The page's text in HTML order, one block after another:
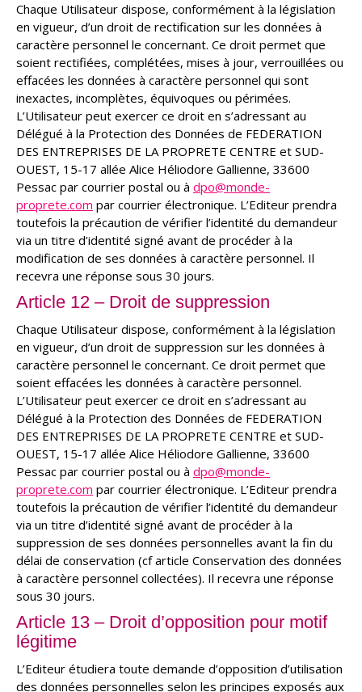
Chaque Utilisateur dispose, conformément à la législation
en vigueur, d’un droit de rectification sur les données à
caractère personnel le concernant. Ce droit permet que
soient rectifiées, complétées, mises à jour, verrouillées ou
effacées les données à caractère personnel qui sont
inexactes, incomplètes, équivoques ou périmées.
L’Utilisateur peut exercer ce droit en s’adressant au
Délégué à la Protection des Données de FEDERATION
DES ENTREPRISES DE LA PROPRETE CENTRE et SUD-
OUEST, 15-17 allée Alice Héliodore Gallienne, 33600
Pessac par courrier postal ou à dpo@monde-
proprete.com par courrier électronique. L’Editeur prendra
toutefois la précaution de vérifier l’identité du demandeur
via un titre d’identité signé avant de procéder à la
modification de ses données à caractère personnel. Il
recevra une réponse sous 30 jours.
Article 12 – Droit de suppression
Chaque Utilisateur dispose, conformément à la législation
en vigueur, d’un droit de suppression sur les données à
caractère personnel le concernant. Ce droit permet que
soient effacées les données à caractère personnel.
L’Utilisateur peut exercer ce droit en s’adressant au
Délégué à la Protection des Données de FEDERATION
DES ENTREPRISES DE LA PROPRETE CENTRE et SUD-
OUEST, 15-17 allée Alice Héliodore Gallienne, 33600
Pessac par courrier postal ou à dpo@monde-
proprete.com par courrier électronique. L’Editeur prendra
toutefois la précaution de vérifier l’identité du demandeur
via un titre d’identité signé avant de procéder à la
suppression de ses données personnelles avant la fin du
délai de conservation (cf article Conservation des données
à caractère personnel collectées). Il recevra une réponse
sous 30 jours.
Article 13 – Droit d’opposition pour motif
légitime
L’Editeur étudiera toute demande d’opposition d’utilisation
des données personnelles selon les principes exposés aux